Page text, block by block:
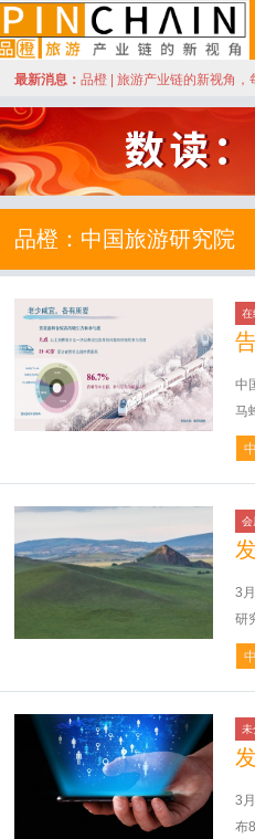
品橙旅游
最新消息： 品橙 | 旅游产业链的新视角
品橙：中国旅游研究院
在
中
马
会
3
研
未
3
布